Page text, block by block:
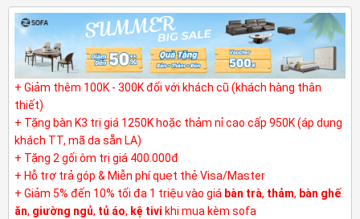
+ Giảm thêm 100K - 300K đối với khách cũ (khách hàng thân
thiết)
+ Tặng bàn K3 trị giá 1250K hoặc thảm nỉ cao cấp 950K (áp dụng
khách TT, mã da sẵn LA)
+ Tặng 2 gối ôm trị giá 400.000đ
+ Hỗ trợ trả góp & Miễn phí quẹt thẻ Visa/Master
+ Giảm 5% đến 10% tối đa 1 triệu vào giá bàn trà, thảm, bàn ghế
ăn, giường ngủ, tủ áo, kệ tivi khi mua kèm sofa